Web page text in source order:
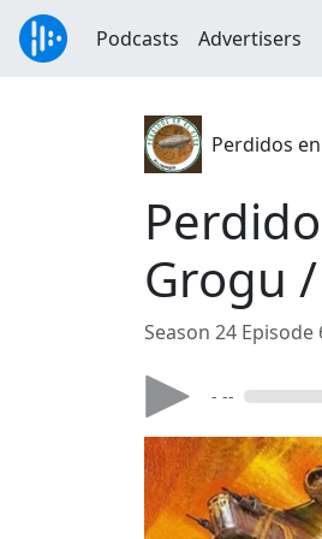
Podcasts Advertisers
Perdidos
Grogu
Season 24 Episode
- --